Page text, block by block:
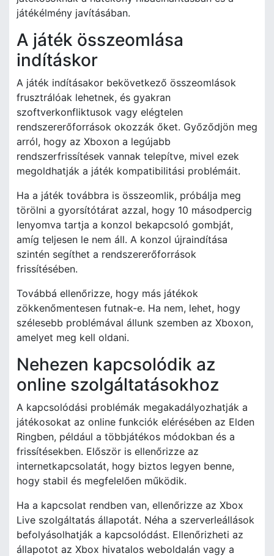
játékélmény javításában.
A játék összeomlása
indításkor
A játék indításakor bekövetkező összeomlások
frusztrálóak lehetnek, és gyakran
szoftverkonfliktusok vagy elégtelen
rendszererőforrások okozzák őket. Győződjön meg
arról, hogy az Xboxon a legújabb
rendszerfrissítések vannak telepítve, mivel ezek
megoldhatják a játék kompatibilitási problémáit.
Ha a játék továbbra is összeomlik, próbálja meg
törölni a gyorsítótárat azzal, hogy 10 másodpercig
lenyomva tartja a konzol bekapcsoló gombját,
amíg teljesen le nem áll. A konzol újraindítása
szintén segíthet a rendszererőforrások
frissítésében.
Továbbá ellenőrizze, hogy más játékok
zökkenőmentesen futnak-e. Ha nem, lehet, hogy
szélesebb problémával állunk szemben az Xboxon,
amelyet meg kell oldani.
Nehezen kapcsolódik az
online szolgáltatásokhoz
A kapcsolódási problémák megakadályozhatják a
játékosokat az online funkciók elérésében az Elden
Ringben, például a többjátékos módokban és a
frissítésekben. Először is ellenőrizze az
internetkapcsolatát, hogy biztos legyen benne,
hogy stabil és megfelelően működik.
Ha a kapcsolat rendben van, ellenőrizze az Xbox
Live szolgáltatás állapotát. Néha a szerverleállások
befolyásolhatják a kapcsolódást. Ellenőrizheti az
állapotot az Xbox hivatalos weboldalán vagy a